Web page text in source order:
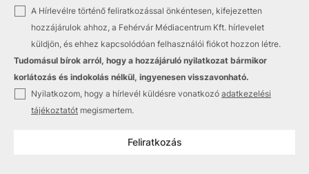
A Hírlevélre történő feliratkozással önkéntesen, kifejezetten
hozzájárulok ahhoz, a Fehérvár Médiacentrum Kft. hírlevelet
küldjön, és ehhez kapcsolódóan felhasználói fiókot hozzon létre.
Tudomásul bírok arról, hogy a hozzájáruló nyilatkozat bármikor
korlátozás és indokolás nélkül, ingyenesen visszavonható.
Nyilatkozom, hogy a hírlevél küldésre vonatkozó adatkezelési
tájékoztatót megismertem.
Feliratkozás